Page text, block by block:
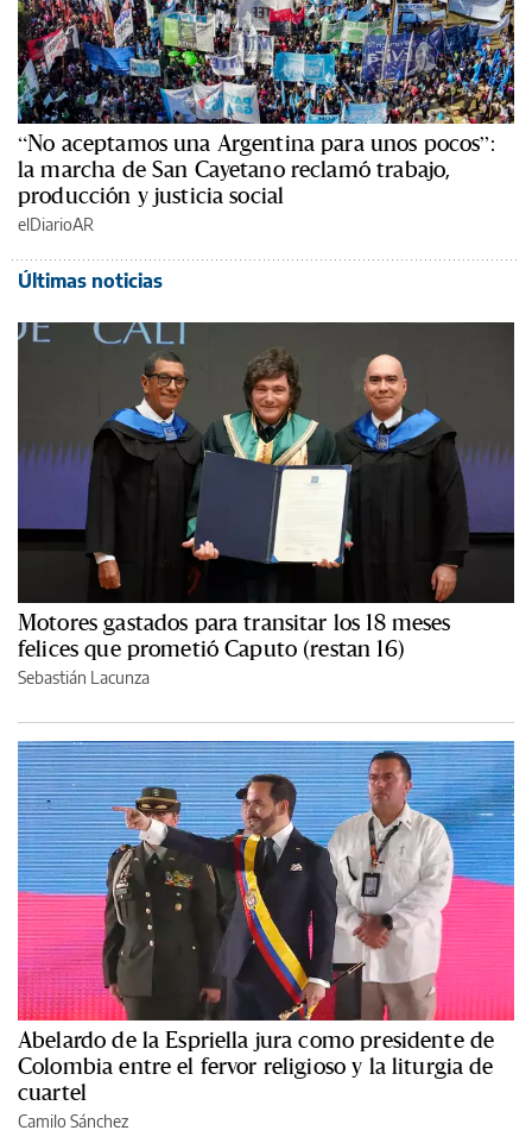
“No aceptamos una Argentina para unos pocos”:
la marcha de San Cayetano reclamó trabajo,
producción y justicia social
elDiarioAR
Últimas noticias
Motores gastados para transitar los 18 meses
felices que prometió Caputo (restan 16)
Sebastián Lacunza
Abelardo de la Espriella jura como presidente de
Colombia entre el fervor religioso y la liturgia de
cuartel
Camilo Sánchez